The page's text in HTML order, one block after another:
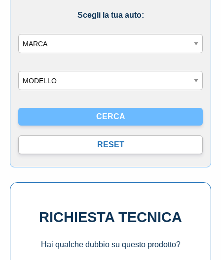
Scegli la tua auto:
RICHIESTA TECNICA
Hai qualche dubbio su questo prodotto?